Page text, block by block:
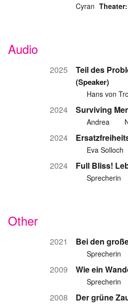
Cyran Theater:
Audio
2025 Teil des
(Speaker)
Hans von
2024 Surviving
Andrea
2024
Eva Solloch
2024 Full Bliss!
Sprecherin
Other
2021 Bei den
Sprecherin
2009 Wie ein
Sprecherin
2008 Der grüne